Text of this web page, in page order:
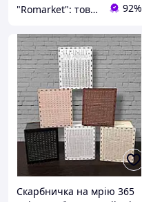
"Romarket": товари для домашнього затишку! 92%
Скарбничка на мрію 365